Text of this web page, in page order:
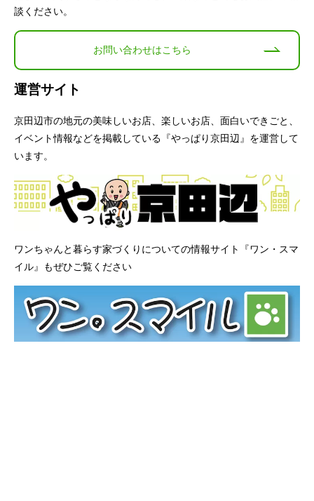
談ください。
お問い合わせはこちら
運営サイト
京田辺市の地元の美味しいお店、楽しいお店、面白いできごと、
イベント情報などを掲載している『やっぱり京田辺』を運営して
います。
ワンちゃんと暮らす家づくりについての情報サイト『ワン・スマ
イル』もぜひご覧ください